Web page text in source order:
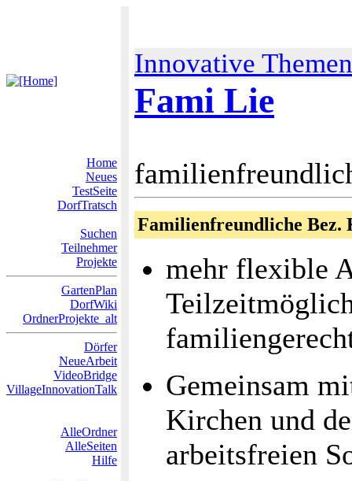
Innovative Themen
Fami Lie
Home
Neues
TestSeite
DorfTratsch
Suchen
Teilnehmer
Projekte
GartenPlan
DorfWiki
OrdnerProjekte_alt
Dörfer
NeueArbeit
VideoBridge
VillageInnovationTalk
AlleOrdner
AlleSeiten
Hilfe
Familienfreundliche Bez.
mehr flexible
Gemeinsam
Kirchen und
arbeitsfreien